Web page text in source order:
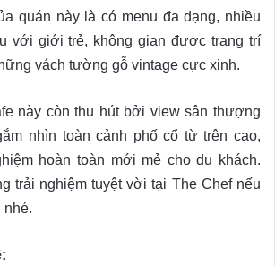
quán này là có menu đa dạng, nhiều
với giới trẻ, không gian được trang trí
vách tường gỗ vintage cực xinh.
này còn thu hút bởi view sân thượng
nhìn toàn cảnh phố cổ từ trên cao,
hoàn toàn mới mẻ cho du khách.
trải nghiệm tuyệt vời tại The Chef nếu
nhé.